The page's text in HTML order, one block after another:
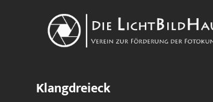
Klangdreieck